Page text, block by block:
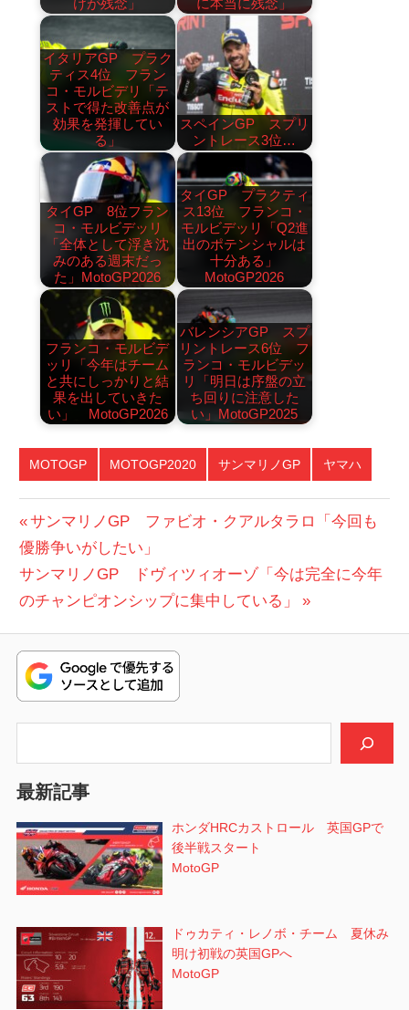
けが残念」 に本当に残念」
イタリアGP プラク
ティス4位 フラン
コ・モルビデリ「テ
ストで得た改善点が
効果を発揮してい
る」
スペインGP スプリ
ントレース3位…
タイGP 8位フラン
コ・モルビデッリ
「全体として浮き沈
みのある週末だっ
た」MotoGP2026
タイGP プラクティ
ス13位 フランコ・
モルビデッリ「Q2進
出のポテンシャルは
十分ある」
MotoGP2026
フランコ・モルビデ
ッリ「今年はチーム
と共にしっかりと結
果を出していきた
い」 MotoGP2026
バレンシアGP スプ
リントレース6位 フ
ランコ・モルビデッ
リ「明日は序盤の立
ち回りに注意した
い」MotoGP2025
MOTOGP MOTOGP2020 サンマリノGP ヤマハ
投
稿
ナ
ビ
ゲ
ー
ン
前
の
投
稿:
サンマリノGP ファビオ・クアルタラロ「今回も
優勝争いがしたい」
次
の
稿:
サンマリノGP ドヴィツィオーゾ「今は完全に今年
のチャンピオンシップに集中している」
最新記事
ホンダHRCカストロール 英国GPで
後半戦スタート
MotoGP
ドゥカティ・レノボ・チーム 夏休み
明け初戦の英国GPへ
MotoGP